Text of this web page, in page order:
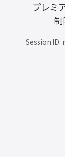
プレミ
制
Session